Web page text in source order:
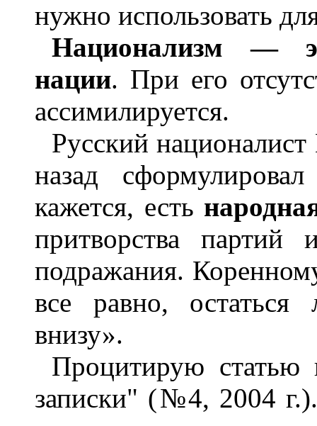
нужно использовать
Национализм —
нации. При его
ассимилируется.
Русский
назад
кажется, есть
притворства
подражания.
все равно, остаться
внизу».
Процитирую статью
записки" (№4, 2004